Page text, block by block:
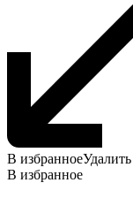
В избранное
В избранное